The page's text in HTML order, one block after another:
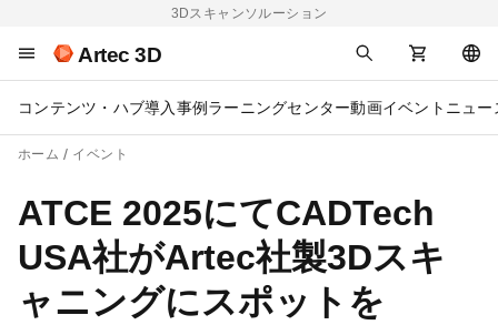
3Dスキャンソルーション
Artec 3D
コンテンツ・ハブ導入事例 ラーニングセンター動画イベント ニュー
ホーム イベント
ATCE 2025にてCADTech
USA社がArtec社製3Dスキ
ャニングにスポットを